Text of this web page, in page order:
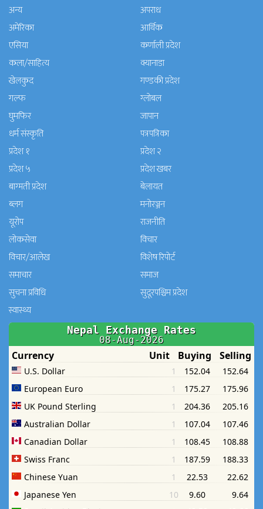
अन्य
अपराध
अमेरिका
आर्थिक
एसिया
कर्णाली प्रदेश
कला/साहित्य
क्यानाडा
खेलकुद
गण्डकी प्रदेश
गल्फ
ग्लोबल
घुमफिर
जापान
धर्म संस्कृति
पत्रपत्रिका
प्रदेश १
प्रदेश २
प्रदेश ५
प्रदेश खबर
बाग्मती प्रदेश
बेलायत
ब्लग
मनाेरञ्जन
यूरोप
राजनीति
लोकसेवा
विचार
विचार/आलेख
विशेष रिपोर्ट
समाचार
समाज
सुचना प्रविधि
सुदूरपश्चिम प्रदेश
स्वास्थ्य